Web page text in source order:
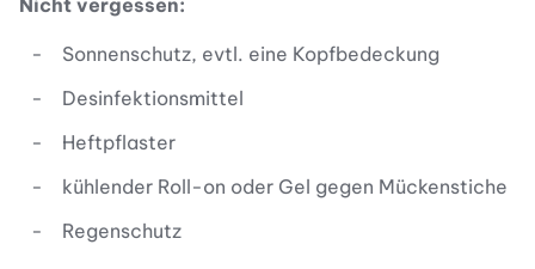
Sonnenschutz, evtl. eine Kopfbedeckung
Desinfektionsmittel
Heftpflaster
kühlender Roll-on oder Gel gegen Mückenstiche
Regenschutz